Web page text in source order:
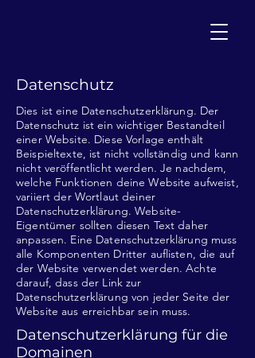
Datenschutz
Dies ist eine Datenschutzerklärung. Der
Datenschutz ist ein wichtiger Bestandteil
einer Website. Diese Vorlage enthält
Beispieltexte, ist nicht vollständig und kann
nicht veröffentlicht werden. Je nachdem,
welche Funktionen deine Website aufweist,
variiert der Wortlaut deiner
Datenschutzerklärung. Website-
Eigentümer sollten diesen Text daher
anpassen. Eine Datenschutzerklärung muss
alle Komponenten Dritter auflisten, die auf
der Website verwendet werden. Achte
darauf, dass der Link zur
Datenschutzerklärung von jeder Seite der
Website aus erreichbar sein muss.
Datenschutzerklärung für die
Domainen